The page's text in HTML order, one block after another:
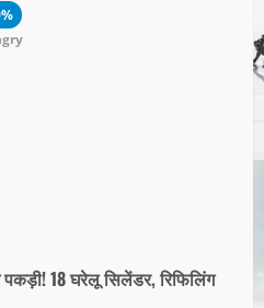
18 घरेलू सिलेंडर, रिफिलिंग